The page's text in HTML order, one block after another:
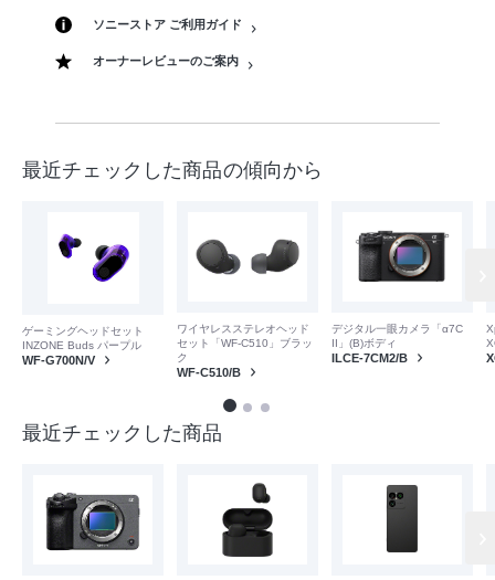
ソニーストア ご利用ガイド
オーナーレビューのご案内
最近チェックした商品の傾向から
ゲーミングヘッドセット
INZONE Buds パープル
WF-G700N/V
ワイヤレスステレオヘッド
セット「WF-C510」ブラッ
ク
WF-C510/B
デジタル一眼カメラ「α7C
II」(B)ボディ
ILCE-7CM2/B
最近チェックした商品